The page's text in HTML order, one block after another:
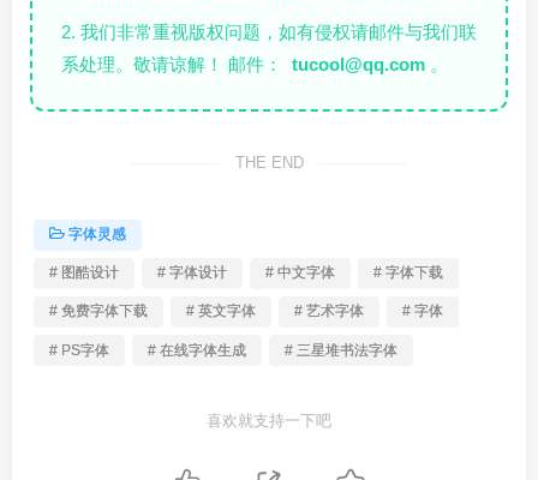
2. 我们非常重视版权问题，如有侵权请邮件与我们联
系处理。敬请谅解！ 邮件：
tucool@qq.com 。
THE END
字体灵感
# 图酷设计 # 字体设计 # 中文字体 # 字体下载
# 免费字体下载 # 英文字体 # 艺术字体 # 字体
# PS字体 # 在线字体生成 # 三星堆书法字体
喜欢就支持一下吧